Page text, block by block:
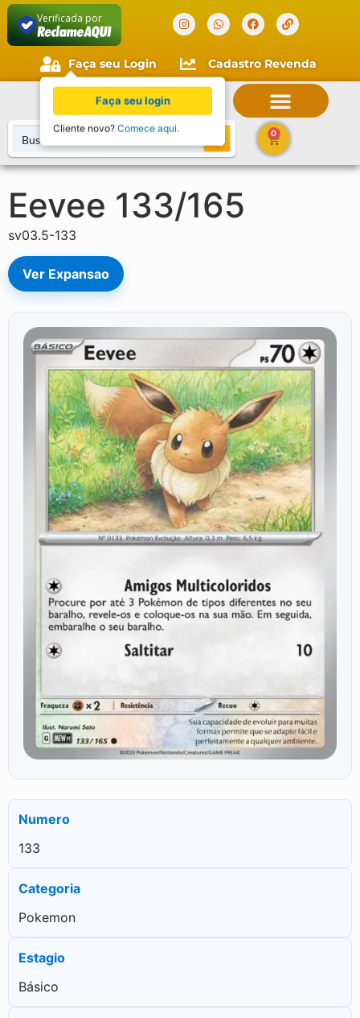
Verificada por
Faça seu Login Cadastro Revenda
0
Eevee 133/165
sv03.5-133
Ver Expansao
Numero
133
Categoria
Pokemon
Estagio
Básico
Faça seu login
Cliente novo? Comece aqui.